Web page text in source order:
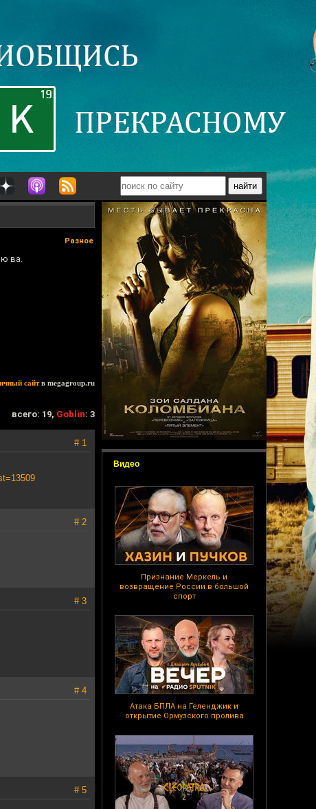
Видео
Признание Меркель и
возвращение России в большой
спорт
Атака БПЛА на Геленджик и
открытие Ормузского пролива
Разное
ва.
сайтв megagroup.ru
всего: 19, Goblin: 3
# 1
# 2
# 3
# 4
# 5